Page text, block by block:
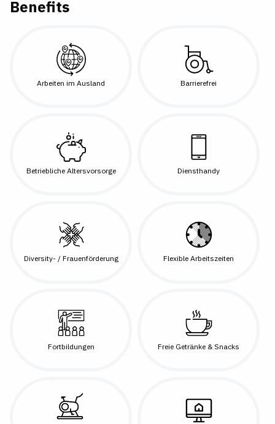
Benefits
Arbeiten im Ausland Barrierefrei
Betriebliche Altersvorsorge Diensthandy
Diversity- / Frauenförderung Flexible Arbeitszeiten
Fortbildungen Freie Getränke & Snacks